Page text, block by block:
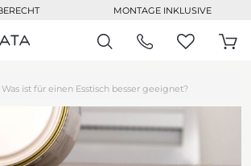
MONTAGE INKLUSIVE
ist für einen Esstisch besser geeignet?